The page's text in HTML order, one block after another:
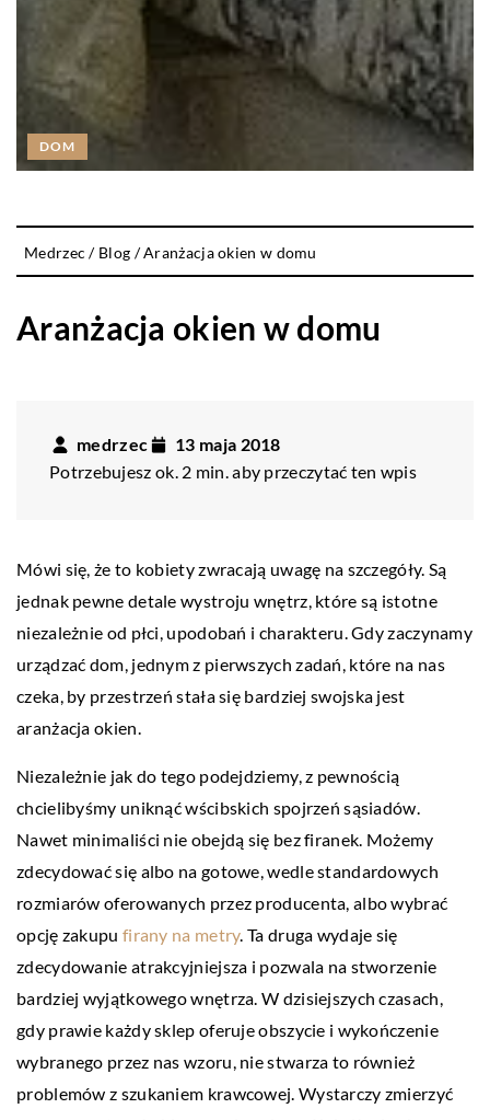
DOM
Medrzec / Blog /Aranżacja okien w domu
Aranżacja okien w domu
medrzec
13 maja 2018
Potrzebujesz ok. 2 min. aby przeczytać ten wpis
Mówi się, że to kobiety zwracają uwagę na szczegóły. Są
jednak pewne detale wystroju wnętrz, które są istotne
niezależnie od płci, upodobań i charakteru. Gdy zaczynamy
urządzać dom, jednym z pierwszych zadań, które na nas
czeka, by przestrzeń stała się bardziej swojska jest
aranżacja okien.
Niezależnie jak do tego podejdziemy, z pewnością
chcielibyśmy uniknąć wścibskich spojrzeń sąsiadów.
Nawet minimaliści nie obejdą się bez firanek. Możemy
zdecydować się albo na gotowe, wedle standardowych
rozmiarów oferowanych przez producenta, albo wybrać
opcję zakupu firany na metry. Ta druga wydaje się
zdecydowanie atrakcyjniejsza i pozwala na stworzenie
bardziej wyjątkowego wnętrza. W dzisiejszych czasach,
gdy prawie każdy sklep oferuje obszycie i wykończenie
wybranego przez nas wzoru, nie stwarza to również
problemów z szukaniem krawcowej. Wystarczy zmierzyć